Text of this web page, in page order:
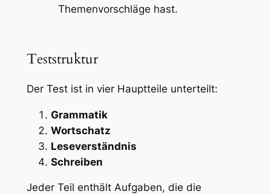
Themenvorschläge hast.
Teststruktur
Der Test ist in vier Hauptteile unterteilt:
Grammatik
Wortschatz
Leseverständnis
Schreiben
Jeder Teil enthält Aufgaben, die die